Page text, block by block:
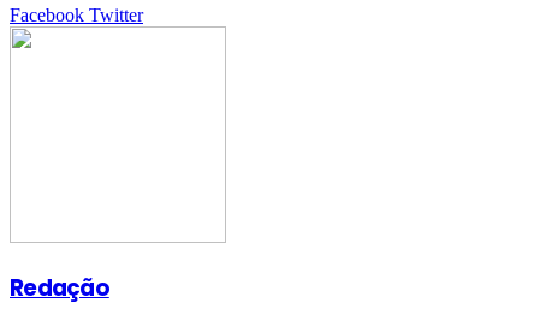
Facebook TwitterGoogle+
LinkedIn
StumbleUpon
Tumblr
Pinterest
Reddit
VKontakte
Share
Print
Redação